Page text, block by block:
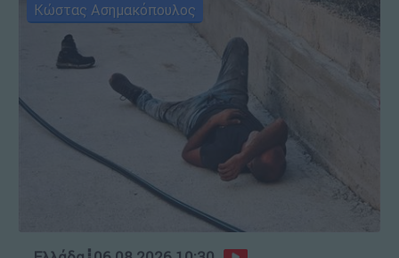
Κώστας Ασημακόπουλος